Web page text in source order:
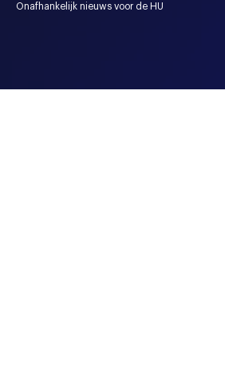
Onafhankelijk nieuws voor de HU